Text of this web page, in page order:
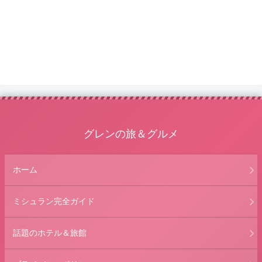
グレンの旅＆グルメ
ホーム
ミシュラン完全ガイド
話題のホテル＆旅館